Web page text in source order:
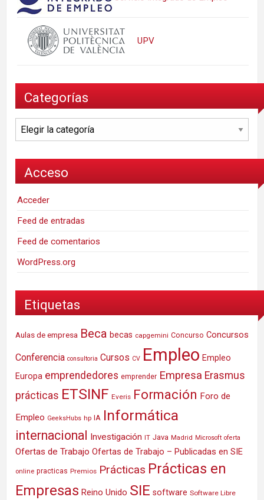
UPV
Categorías
Categorías
Acceso
Acceder
Feed de entradas
Feed de comentarios
WordPress.org
Etiquetas
Aulas de empresa Beca becas capgemini Concurso Concursos
Conferencia consultoria Cursos CV Empleo Empleo
Europa emprendedores emprender Empresa Erasmus
prácticas ETSINF Everis Formación Foro de
Empleo GeeksHubs hp IA Informática
internacional Investigación IT Java Madrid Microsoft oferta
Ofertas de Trabajo Ofertas de Trabajo – Publicadas en SIE
online practicas Premios Prácticas Prácticas en
Empresas Reino Unido SIE software Software Libre